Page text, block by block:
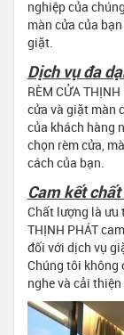
nghiệp của
màn cửa của
giặt.
Dịch vụ đa
RÈM CỬA
cửa và giặt màn
của khách hàng
chọn rèm cửa,
cách của bạn.
Cam kết
Chất lượng là ưu
THỊNH PHÁT
đối với dịch vụ
Chúng tôi không
nghe và cải